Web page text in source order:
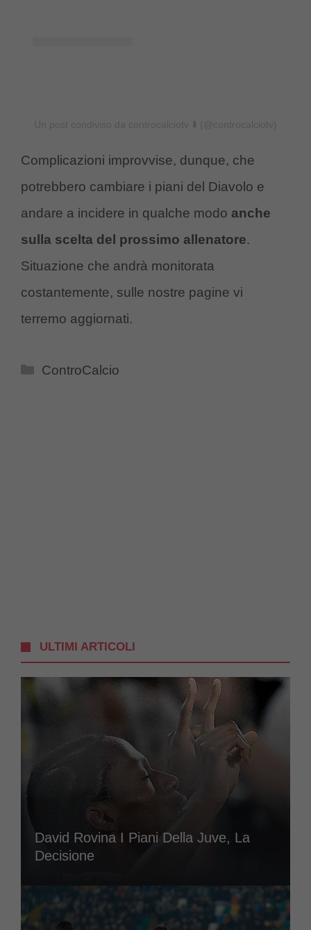
Complicazioni improvvise, dunque, che
potrebbero cambiare i piani del Diavolo e
andare a incidere in qualche modo anche
sulla scelta del prossimo allenatore.
Situazione che andrà monitorata
costantemente, sulle nostre pagine vi
terremo aggiornati.
Categorie
ControCalcio
ULTIMI ARTICOLI
David Rovina I Piani Della Juve, La
Decisione